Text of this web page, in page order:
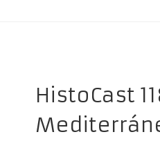
HistoCast